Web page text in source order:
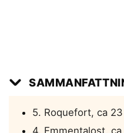
5. Roquefort, ca
4. Emmentalost,